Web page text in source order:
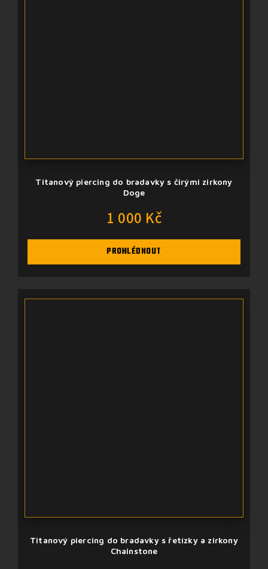
Titanový piercing do bradavky s čirými zirkony
Doge
1 000 Kč
PROHLÉDNOUT
Titanový piercing do bradavky s řetízky a zirkony
Chainstone